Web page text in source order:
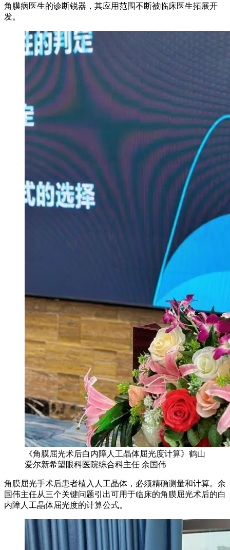
角膜病医生的诊断锐器，其应用范围不断被临床医生拓展开
发。
《角膜屈光术后白内障人工晶体屈光度计算》鹤山
爱尔新希望眼科医院综合科主任 余国伟
角膜屈光手术后患者植入人工晶体，必须精确测量和计算。余
国伟主任从三个关键问题引出可用于临床的角膜屈光术后的白
内障人工晶体屈光度的计算公式。